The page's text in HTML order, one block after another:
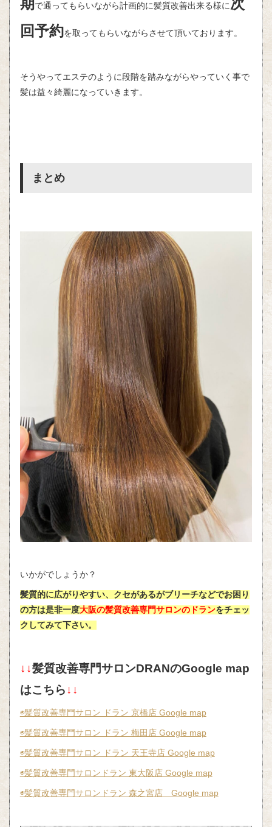
期 で通ってもらいながら計画的に髪質改善出来る様に 次
回予約を取ってもらいながらさせて頂いております。
そうやってエステのように段階を踏みながらやっていく事で
髪は益々綺麗になっていきます。
まとめ
いかがでしょうか？
髪質的に広がりやすい、クセがあるがブリーチなどでお困り
の方は是非一度大阪の髪質改善専門サロンのドランをチェッ
クしてみて下さい。
↓↓髪質改善専門サロンDRANのGoogle map
はこちら↓↓
◉髪質改善専門サロン ドラン 京橋店 Google map
◉髪質改善専門サロン ドラン 梅田店 Google map
◉髪質改善専門サロン ドラン 天王寺店 Google map
◉髪質改善専門サロンドラン 東大阪店 Google map
◉髪質改善専門サロンドラン 森之宮店 Google map